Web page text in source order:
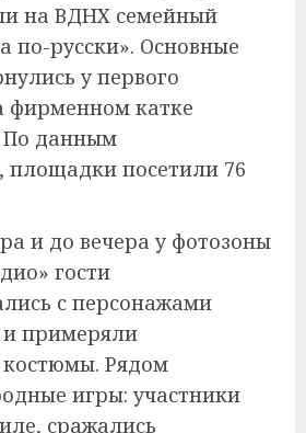
на ВДНХ семейный
по-русски». Основные
у первого
фирменном катке
По данным
площадки посетили 76
и до вечера у фотозоны
гости
с персонажами
и примеряли
Рядом
игры: участники
сражались